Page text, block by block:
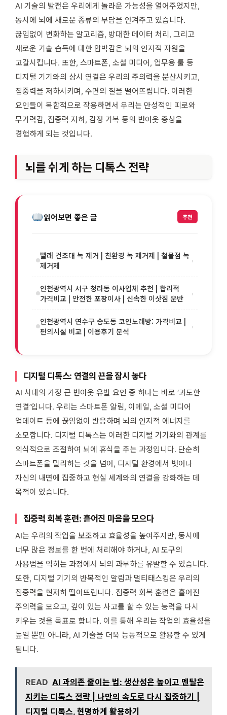
AI 기술의 발전은 우리에게 놀라운 가능성을 열어주었지만,
동시에 뇌에 새로운 종류의 부담을 안겨주고 있습니다.
끊임없이 변화하는 알고리즘, 방대한 데이터 처리, 그리고
새로운 기술 습득에 대한 압박감은 뇌의 인지적 자원을
고갈시킵니다. 또한, 스마트폰, 소셜 미디어, 업무용 툴 등
디지털 기기와의 상시 연결은 우리의 주의력을 분산시키고,
집중력을 저하시키며, 수면의 질을 떨어뜨립니다. 이러한
요인들이 복합적으로 작용하면서 우리는 만성적인 피로와
무기력감, 집중력 저하, 감정 기복 등의 번아웃 증상을
경험하게 되는 것입니다.
뇌를 쉬게 하는 디톡스 전략
읽어보면 좋은 글 추천
빨래 건조대 녹 제거 | 친환경 녹 제거제 | 철물점 녹
제거제
›
인천광역시 서구 청라동 이사업체 추천 | 합리적
가격비교 | 안전한 포장이사 | 신속한 이삿짐 운반
›
인천광역시 연수구 송도동 코인노래방: 가격비교 |
편의시설 비교 | 이용후기 분석
›
디지털 디톡스: 연결의 끈을 잠시 놓다
AI 시대의 가장 큰 번아웃 유발 요인 중 하나는 바로 ‘과도한
연결’입니다. 우리는 스마트폰 알림, 이메일, 소셜 미디어
업데이트 등에 끊임없이 반응하며 뇌의 인지적 에너지를
소모합니다. 디지털 디톡스는 이러한 디지털 기기와의 관계를
의식적으로 조절하여 뇌에 휴식을 주는 과정입니다. 단순히
스마트폰을 멀리하는 것을 넘어, 디지털 환경에서 벗어나
자신의 내면에 집중하고 현실 세계와의 연결을 강화하는 데
목적이 있습니다.
집중력 회복 훈련: 흩어진 마음을 모으다
AI는 우리의 작업을 보조하고 효율성을 높여주지만, 동시에
너무 많은 정보를 한 번에 처리해야 하거나, AI 도구의
사용법을 익히는 과정에서 뇌의 과부하를 유발할 수 있습니다.
또한, 디지털 기기의 반복적인 알림과 멀티태스킹은 우리의
집중력을 현저히 떨어뜨립니다. 집중력 회복 훈련은 흩어진
주의력을 모으고, 깊이 있는 사고를 할 수 있는 능력을 다시
키우는 것을 목표로 합니다. 이를 통해 우리는 작업의 효율성을
높일 뿐만 아니라, AI 기술을 더욱 능동적으로 활용할 수 있게
됩니다.
READ AI 과의존 줄이는 법: 생산성은 높이고 멘탈은
지키는 디톡스 전략 | 나만의 속도로 다시 집중하기 |
디지털 디톡스, 현명하게 활용하기